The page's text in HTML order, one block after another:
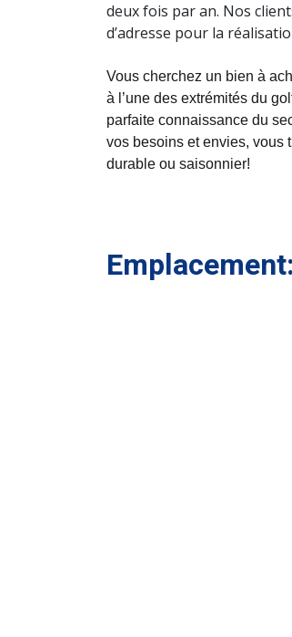
deux fois par an. Nos
d’adresse pour la
Vous cherchez un bien à
à l’une des extrémités du
parfaite connaissance du
vos besoins et envies, vous
durable ou saisonnier!